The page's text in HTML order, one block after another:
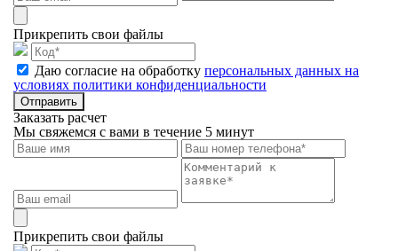
Прикрепить свои файлы
Даю согласие на обработку персональных данных на
условиях политики конфиденциальности
Отправить
Заказать расчет
Мы свяжемся с вами в течение 5 минут
Прикрепить свои файлы